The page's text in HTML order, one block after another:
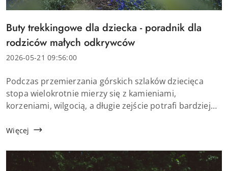
Tytuł
artykułu:
Buty trekkingowe dla dziecka - poradnik dla
rodziców małych odkrywców
Data
2026-05-21 09:56:00
Treść
artykułu:
Podczas przemierzania górskich szlaków dziecięca
stopa wielokrotnie mierzy się z kamieniami,
korzeniami, wilgocią, a długie zejście potrafi bardziej
z myślą o szkole czy placu zabaw mogą ...
Więcej